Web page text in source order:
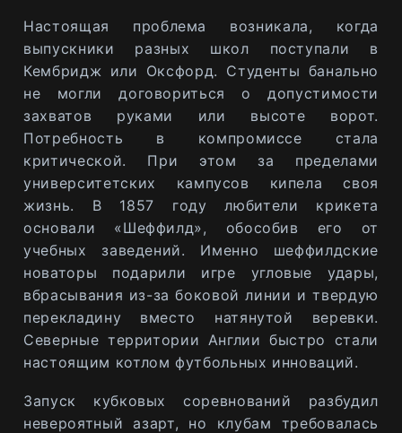
Настоящая проблема возникала, когда
выпускники разных школ поступали в
Кембридж или Оксфорд. Студенты банально
не могли договориться о допустимости
захватов руками или высоте ворот.
Потребность в компромиссе стала
критической. При этом за пределами
университетских кампусов кипела своя
жизнь. В 1857 году любители крикета
основали «Шеффилд», обособив его от
учебных заведений. Именно шеффилдские
новаторы подарили игре угловые удары,
вбрасывания из-за боковой линии и твердую
перекладину вместо натянутой веревки.
Северные территории Англии быстро стали
настоящим котлом футбольных инноваций.
Запуск кубковых соревнований разбудил
невероятный азарт, но клубам требовалась